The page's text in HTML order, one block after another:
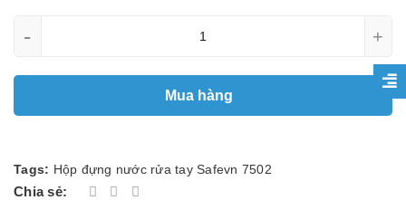
- +
Mua hàng
Tags: Hộp đựng nước rửa tay Safevn 7502
Chia sẻ: